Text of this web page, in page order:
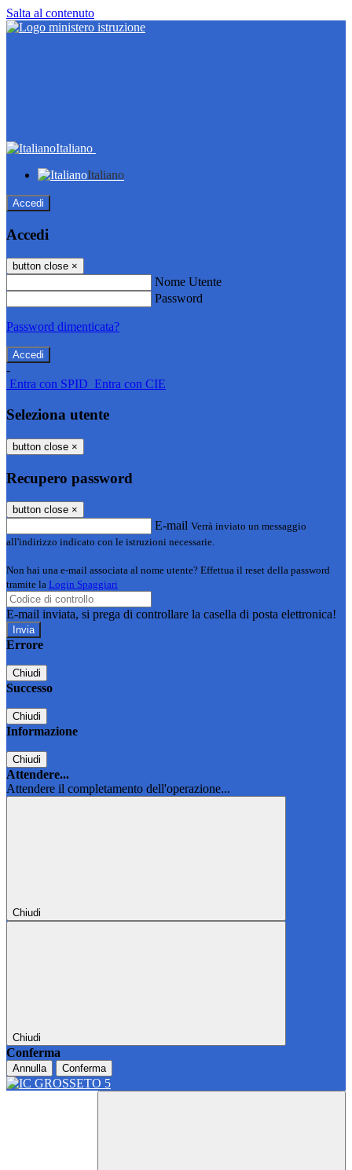
Salta al contenuto
Italiano
Italiano
Accedi
Accedi
button close ×
Nome Utente
Password
Password dimenticata?
-
Entra con SPID Entra con CIE
Seleziona utente
button close ×
Recupero password
button close ×
E-mail Verrà inviato un messaggio
all'indirizzo indicato con le istruzioni necessarie.
Non hai una e-mail associata al nome utente? Effettua il reset della password
tramite la Login Spaggiari
E-mail inviata, si prega di controllare la casella di posta elettronica!
Errore
Chiudi
Successo
Chiudi
Informazione
Chiudi
Attendere...
Attendere il completamento dell'operazione...
Chiudi
Chiudi
Conferma
Annulla Conferma